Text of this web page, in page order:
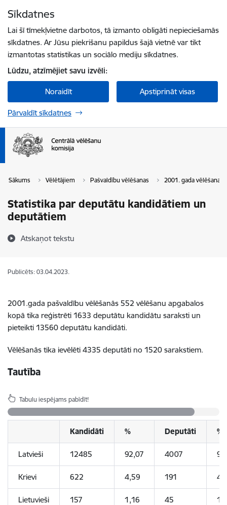
Sīkdatnes
Lai šī tīmekļvietne darbotos, tā izmanto obligāti nepieciešamās
sīkdatnes. Ar Jūsu piekrišanu papildus šajā vietnē var tikt
izmantotas statistikas un sociālo mediju sīkdatnes.
Lūdzu, atzīmējiet savu izvēli:
Noraidīt Apstiprināt visas
Pārvaldīt sīkdatnes
Sākums Vēlētājiem Pašvaldību vēlēšanas 2001. gada vēlēšanas
Statistika par deputātu kandidātiem un
deputātiem
Atskaņot tekstu
Publicēts: 03.04.2023.
2001.gada pašvaldību vēlēšanās 552 vēlēšanu apgabalos
kopā tika reģistrēti 1633 deputātu kandidātu saraksti un
pieteikti 13560 deputātu kandidāti.
Vēlēšanās tika ievēlēti 4335 deputāti no 1520 sarakstiem.
Tautība
Tabulu iespējams pabīdīt!
Kandidāti % Deputāti %
Latvieši 12485 92,07 4007
Krievi 622 4,59 191
Lietuvieši 157 1,16 45